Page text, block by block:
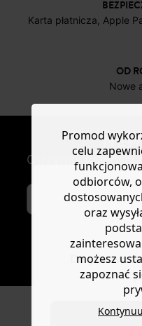
Do you
Karta płatnicza, Apple
OD
Nowe
Otrzymuj nowości
Promod
celu
odbiorców,
oraz
możesz
zapoznać